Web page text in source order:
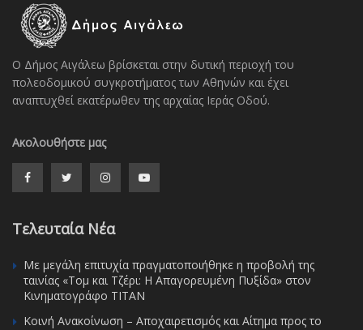
Ο Δήμος Αιγάλεω βρίσκεται στην δυτική περιοχή του
πολεοδομικού συγκροτήματος των Αθηνών και έχει
αναπτυχθεί εκατέρωθεν της αρχαίας Ιεράς Οδού.
Ακολουθήστε μας
Τελευταία Νέα
Με μεγάλη επιτυχία πραγματοποιήθηκε η προβολή της
ταινίας «Τομ και Τζέρι: Η Απαγορευμένη Πυξίδα» στον
Κινηματογράφο ΤΙΤΑΝ
Κοινή Ανακοίνωση – Αποχαιρετισμός και Αίτημα προς το